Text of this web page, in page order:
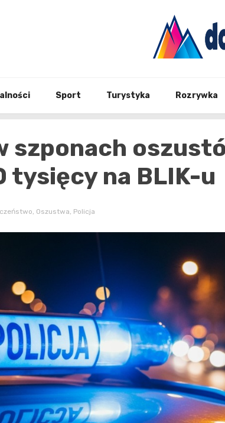
Sport Turystyka Rozrywka
szponach
tysięcy na BLIK-u
, Oszustwa, Policja